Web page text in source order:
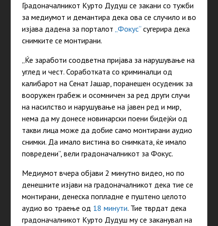
Градоначалникот Курто Дудуш се закани со тужби
за медиумот и демантира дека ова се случило и во
изјава дадена за порталот „Фокус“сугерира дека
снимките се монтирани.
„Ќе заработи соодветна пријава за нарушување на
углед и чест. Соработката со криминалци од
калибарот на Сенат Јашар, поранешен осуденик за
вооружен грабеж и осомничен за ред други случи
на насилство и нарушување на јавен ред и мир,
нема да му донесе новинарски поени бидејќи од
такви лица може да добие само монтирани аудио
снимки. Да имало вистина во снимката, ќе имало
повредени”, вели градоначалникот за Фокус.
Медиумот вчера објави 2 минутно видео, но по
денешните изјави на градоначалникот дека тие се
монтирани, денеска попладне е пуштено целото
аудио во траење од 18 минути. Тие тврдат дека
градоначалникот Курто Дудуш му се заканувал на